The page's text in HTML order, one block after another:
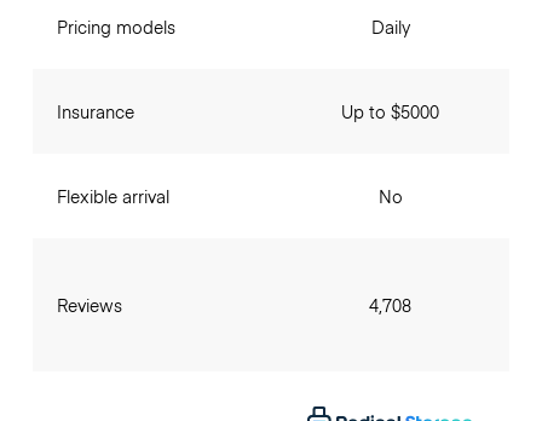
Pricing models
Insurance
Flexible arrival
Reviews
Daily
Up to $5000
No
4,708